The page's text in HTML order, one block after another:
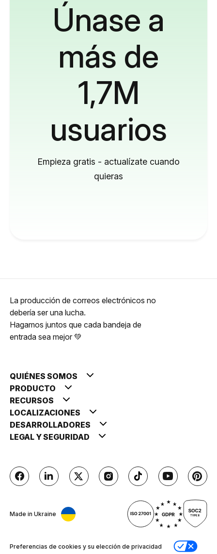
Únase a
más de
1,7M
usuarios
Empieza gratis - actualízate cuando
quieras
La producción de correos electrónicos no
debería ser una lucha.
Hagamos juntos que cada bandeja de
entrada sea mejor 💚
QUIÉNES SOMOS
PRODUCTO
RECURSOS
LOCALIZACIONES
DESARROLLADORES
LEGAL Y SEGURIDAD
Made in Ukraine
Preferencias de cookies y su elección de privacidad